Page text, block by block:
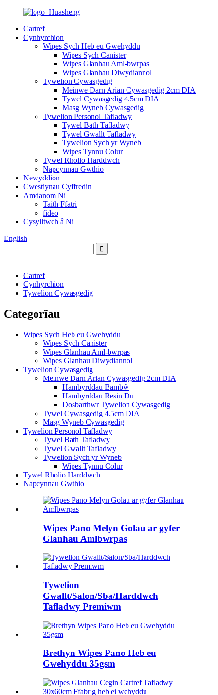
Cartref
Cynhyrchion
Wipes Sych Heb eu Gwehyddu
Wipes Sych Canister
Wipes Glanhau Aml-bwrpas
Wipes Glanhau Diwydiannol
Tywelion Cywasgedig
Meinwe Darn Arian Cywasgedig 2cm DIA
Tywel Cywasgedig 4.5cm DIA
Masg Wyneb Cywasgedig
Tywelion Personol Tafladwy
Tywel Bath Tafladwy
Tywel Gwallt Tafladwy
Tywelion Sych yr Wyneb
Wipes Tynnu Colur
Tywel Rholio Harddwch
Napcynnau Gwthio
Newyddion
Cwestiynau Cyffredin
Amdanom Ni
Taith Ffatri
fideo
Cysylltwch â Ni
English
Cartref
Cynhyrchion
Tywelion Cywasgedig
Categorïau
Wipes Sych Heb eu Gwehyddu
Wipes Sych Canister
Wipes Glanhau Aml-bwrpas
Wipes Glanhau Diwydiannol
Tywelion Cywasgedig
Meinwe Darn Arian Cywasgedig 2cm DIA
Hambyrddau Bambŵ
Hambyrddau Resin Du
Dosbarthwr Tywelion Cywasgedig
Tywel Cywasgedig 4.5cm DIA
Masg Wyneb Cywasgedig
Tywelion Personol Tafladwy
Tywel Bath Tafladwy
Tywel Gwallt Tafladwy
Tywelion Sych yr Wyneb
Wipes Tynnu Colur
Tywel Rholio Harddwch
Napcynnau Gwthio
Wipes Pano Melyn Golau ar gyfer
Glanhau Amlbwrpas
Tywelion
Gwallt/Salon/Sba/Harddwch
Tafladwy Premiwm
Brethyn Wipes Pano Heb eu
Gwehyddu 35gsm